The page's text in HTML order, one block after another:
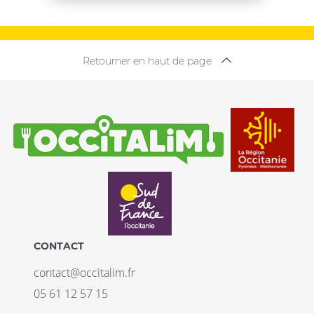
Retourner en haut de page
CONTACT
contact@occitalim.fr
05 61 12 57 15